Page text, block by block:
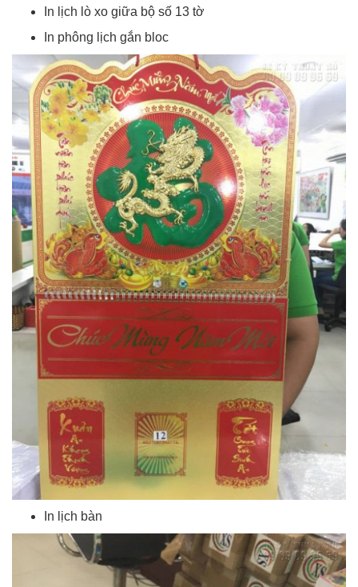
In lịch lò xo giữa bộ số 13 tờ
In phông lịch gắn bloc
In lịch bàn